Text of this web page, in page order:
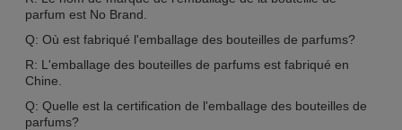
parfum est No Brand.
Q: Où est fabriqué l'emballage des bouteilles de parfums?
R: L'emballage des bouteilles de parfums est fabriqué en
Chine.
Q: Quelle est la certification de l'emballage des bouteilles de
parfums?